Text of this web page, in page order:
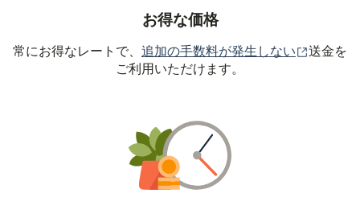
お得な価格
常にお得なレートで、 追加の手数料が発生しない （別ウ
送金を
ご利用いただけます。